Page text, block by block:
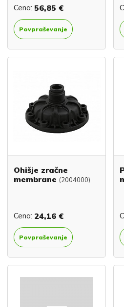
Cena: 56,85 €
Povpraševanje
Ohišje zračne
membrane (2004000)
Cena: 24,16 €
Povpraševanje